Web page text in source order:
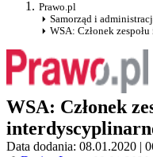
Prawo.pl
Samorząd i
WSA: Członek
WSA: Członek
Data dodania: 08.01.2020 |